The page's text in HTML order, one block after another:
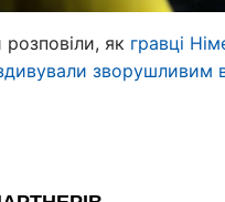
як гравці
зворушливим